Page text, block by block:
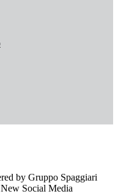
by Gruppo Spaggiari
Social Media